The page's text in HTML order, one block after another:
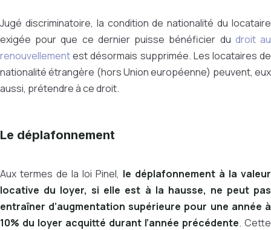
Jugé discriminatoire, la condition de nationalité du locataire
exigée pour que ce dernier puisse bénéficier du droit au
renouvellementest désormais supprimée. Les locataires de
nationalité étrangère (hors Union européenne) peuvent, eux
aussi, prétendre à ce droit.
Le déplafonnement
Aux termes de la loi Pinel, le déplafonnement à la valeur
locative du loyer, si elle est à la hausse, ne peut pas
entraîner d’augmentation supérieure pour une année à
10% du loyer acquitté durant l’année précédente. Cette